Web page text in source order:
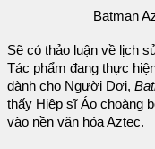
Batman
Sẽ có thảo luận về lịch
Tác phẩm đang thực
dành cho Người Dơi,
thấy Hiệp sĩ Áo choàng
vào nền văn hóa Aztec.